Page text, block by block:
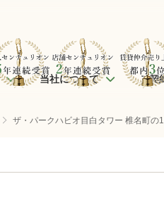
当社について ご契
ザ・パークハビオ目白タワー 椎名町の